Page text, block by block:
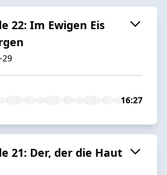
22: Im Ewigen Eis
29
16:27
21: Der, der die Haut